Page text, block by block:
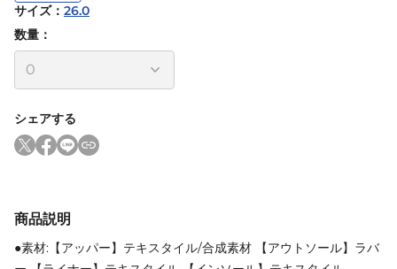
サイズ： 26.0
数量：
シェアする
商品説明
●素材:【アッパー】テキスタイル/合成素材 【アウトソール】ラバ